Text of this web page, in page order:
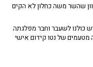
שהשר משה כחלון לא הקים
כולנו לשעבר וחבר מפלגתה
מטעמים של נטו קידום אישי